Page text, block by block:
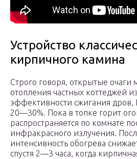
Устройство
кирпичного камина
Строго говоря, открытые очаги
отопления частных коттеджей
эффективности сжигания дров,
20—30%. Пока в топке горит
распространяется по комнате
инфракрасного излучения.
интенсивность обогрева
спустя 2—3 часа, когда